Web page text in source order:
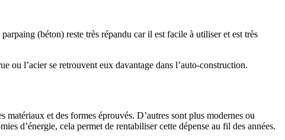
(béton) reste très répandu car il est facile à utiliser et est très
ou l’acier se retrouvent eux davantage dans l’auto-construction.
et des formes éprouvés. D’autres sont plus modernes ou
d’énergie, cela permet de rentabiliser cette dépense au fil des années.